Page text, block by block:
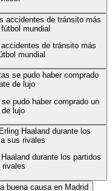
de tránsito más
mundial
pudo haber comprado un
lujo
durante los partidos
rivales